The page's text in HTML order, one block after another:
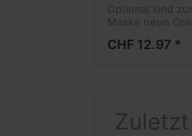
Optional sind
Maske neun
erhältlich.
CHF 12.97 *